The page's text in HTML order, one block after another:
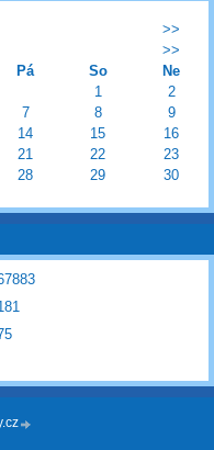
>>
>>
Pá So
Ne
1
2
7 8
9
14 15
16
21 22
23
28 29
30